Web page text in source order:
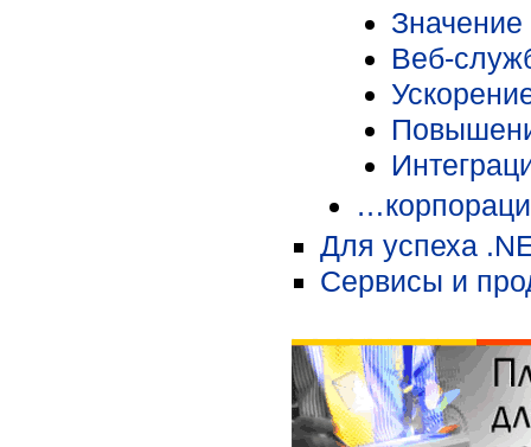
Веб-
Для успеха
Сервисы и